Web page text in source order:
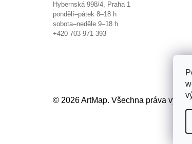
Hybernská 998/4, Praha 1
pondělí–pátek 8–18 h
sobota–neděle 9–18 h
+420 703 971 393
© 2026 ArtMap. Všechna práva